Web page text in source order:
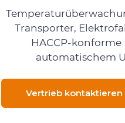
Transporter,
HACCP-
automatischem
Vertrieb kontaktieren